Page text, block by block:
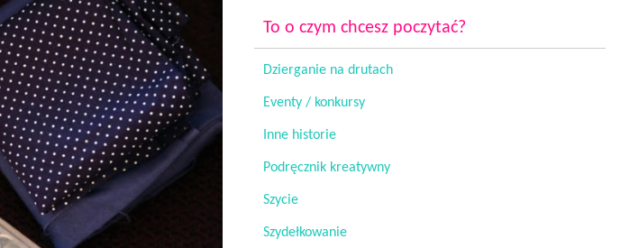
To o czym chcesz poczytać?
Dzierganie na drutach
Eventy / konkursy
Inne historie
Podręcznik kreatywny
Szycie
Szydełkowanie